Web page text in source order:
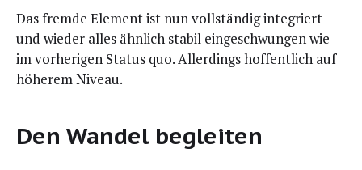
Das frem­de Ele­ment ist nun voll­stän­dig inte­griert
und wie­der alles ähn­lich sta­bil ein­ge­schwun­gen wie
im vor­he­ri­gen Sta­tus quo. Aller­dings hof­fent­lich auf
höhe­rem Niveau.
Den Wandel begleiten